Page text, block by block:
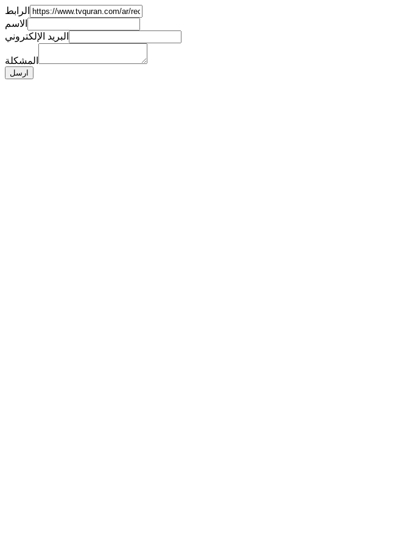
الرابط
الاسم
البريد الإلكتروني
المشكلة
ارسل